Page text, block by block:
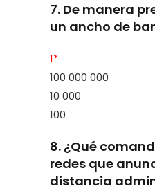
7. De manera
un ancho de
1*
100 000 000
10 000
100
8. ¿Qué
redes que
distancia